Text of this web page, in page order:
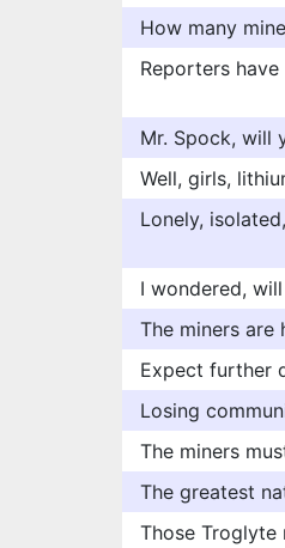
How many
Reporters
Mr. Spock, will
Well, girls,
Lonely,
I wondered,
The miners are
Expect further
Losing
The miners
The greatest
Those Troglyte